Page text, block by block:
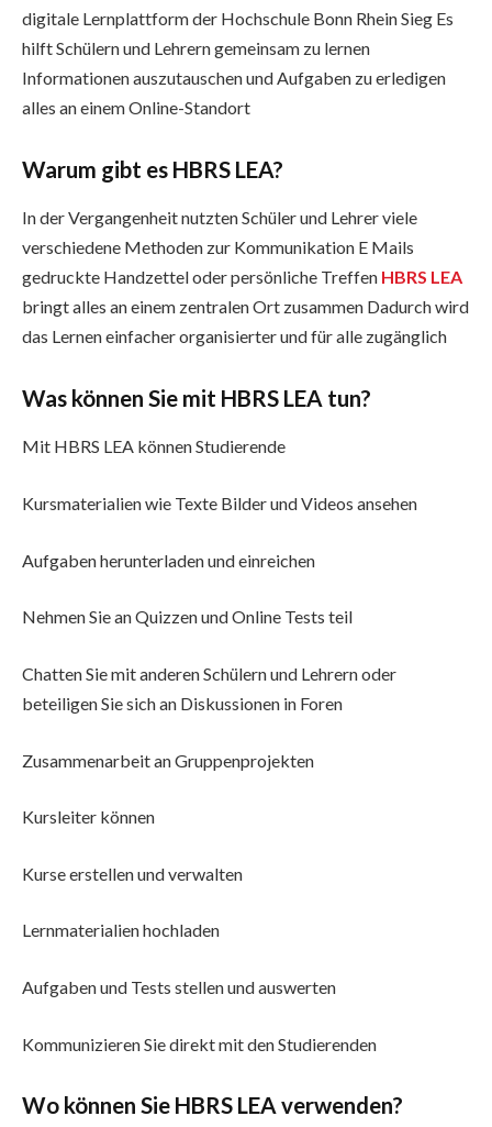
digitale Lernplattform der Hochschule Bonn Rhein Sieg Es
hilft Schülern und Lehrern gemeinsam zu lernen
Informationen auszutauschen und Aufgaben zu erledigen
alles an einem Online-Standort
Warum gibt es HBRS LEA?
In der Vergangenheit nutzten Schüler und Lehrer viele
verschiedene Methoden zur Kommunikation E Mails
gedruckte Handzettel oder persönliche Treffen HBRS LEA
bringt alles an einem zentralen Ort zusammen Dadurch wird
das Lernen einfacher organisierter und für alle zugänglich
Was können Sie mit HBRS LEA tun?
Mit HBRS LEA können Studierende
Kursmaterialien wie Texte Bilder und Videos ansehen
Aufgaben herunterladen und einreichen
Nehmen Sie an Quizzen und Online Tests teil
Chatten Sie mit anderen Schülern und Lehrern oder
beteiligen Sie sich an Diskussionen in Foren
Zusammenarbeit an Gruppenprojekten
Kursleiter können
Kurse erstellen und verwalten
Lernmaterialien hochladen
Aufgaben und Tests stellen und auswerten
Kommunizieren Sie direkt mit den Studierenden
Wo können Sie HBRS LEA verwenden?